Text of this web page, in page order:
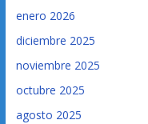
enero 2026
diciembre 2025
noviembre 2025
octubre 2025
agosto 2025